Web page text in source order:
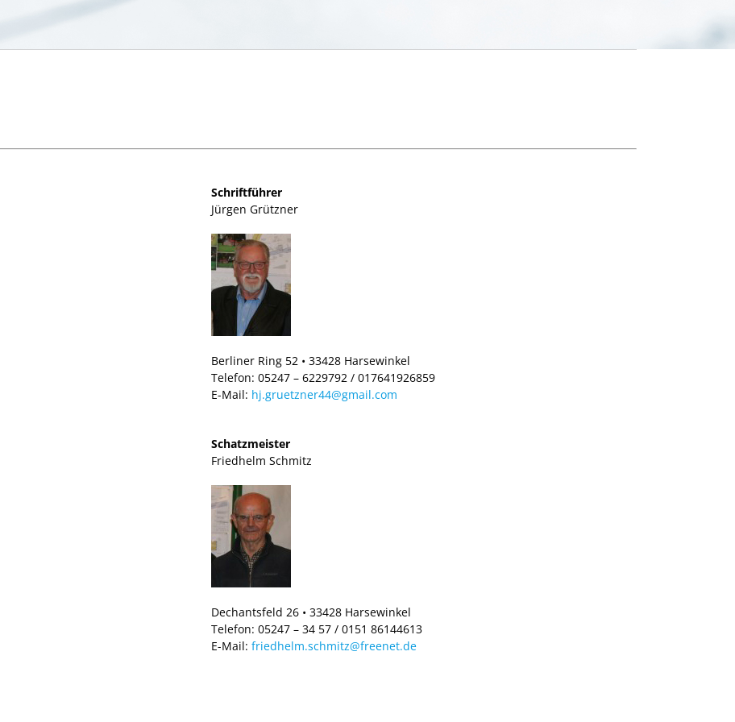
Schriftführer
Jürgen Grützner
Berliner Ring 52 • 33428 Harsewinkel
Telefon: 05247 – 6229792 / 017641926859
E-Mail: hj.gruetzner44@gmail.com
Schatzmeister
Friedhelm Schmitz
Dechantsfeld 26 • 33428 Harsewinkel
Telefon: 05247 – 34 57 / 0151 86144613
E-Mail: friedhelm.schmitz@freenet.de